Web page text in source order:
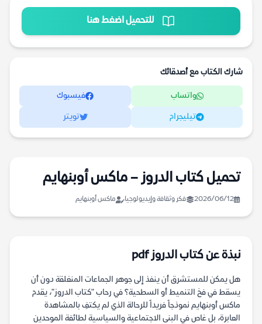
للتحميل اضغط هنا
شارك الكتاب مع أصدقائك
واتساب فيسبوك
تيليجرام تويتر
تحميل كتاب الدروز – ماكس أوبنهايم
2026/06/12 فكر وثقافة وإيديولوجيا ماكس أوبنهايم
نبذة عن كتاب الدروز pdf
هل يمكن للمستشرق أن ينفذ إلى جوهر الجماعات المنغلقة دون أن
يسقط في فخ التنميط أو السطحية؟ في رحاب "كتاب الدروز"، يقدم
ماكس أوبنهايم نموذجاً فريداً للرحالة الذي لم يكتفِ بالمشاهدة
العابرة، بل غاص في البنى الاجتماعية والسياسية لطائفة الموحدين